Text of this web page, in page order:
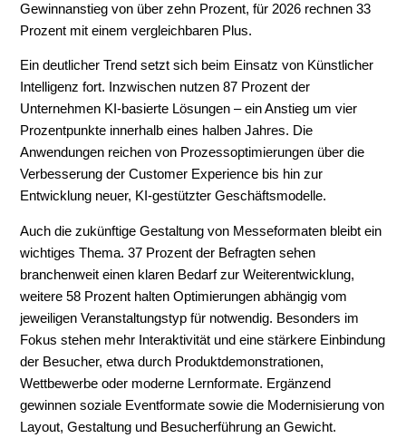
Gewinnanstieg von über zehn Prozent, für 2026 rechnen 33
Prozent mit einem vergleichbaren Plus.
Ein deutlicher Trend setzt sich beim Einsatz von Künstlicher
Intelligenz fort. Inzwischen nutzen 87 Prozent der
Unternehmen KI-basierte Lösungen – ein Anstieg um vier
Prozentpunkte innerhalb eines halben Jahres. Die
Anwendungen reichen von Prozessoptimierungen über die
Verbesserung der Customer Experience bis hin zur
Entwicklung neuer, KI-gestützter Geschäftsmodelle.
Auch die zukünftige Gestaltung von Messeformaten bleibt ein
wichtiges Thema. 37 Prozent der Befragten sehen
branchenweit einen klaren Bedarf zur Weiterentwicklung,
weitere 58 Prozent halten Optimierungen abhängig vom
jeweiligen Veranstaltungstyp für notwendig. Besonders im
Fokus stehen mehr Interaktivität und eine stärkere Einbindung
der Besucher, etwa durch Produktdemonstrationen,
Wettbewerbe oder moderne Lernformate. Ergänzend
gewinnen soziale Eventformate sowie die Modernisierung von
Layout, Gestaltung und Besucherführung an Gewicht.